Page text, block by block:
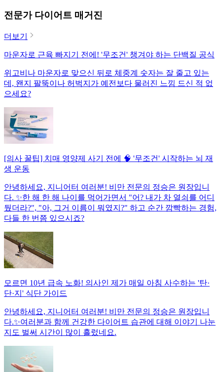
전문가 다이어트 매거진
더보기
마운자로 근육 빠지기 전에! '무조건' 챙겨야 하는 단백질 공식
위고비나 마운자로 맞으신 뒤로 체중계 숫자는 잘 줄고 있는
데, 왠지 팔뚝이나 허벅지가 예전보다 물러진 느낌 드신 적 없
으세요?
[의사 꿀팁] 치매 영양제 사기 전에 🧠 '무조건' 시작하는 뇌 재
생 운동
안녕하세요, 지니어터 여러분! 비만 전문의 정승은 원장입니
다. ✨한 해 한 해 나이를 먹어가면서 "어? 내가 차 열쇠를 어디
뒀더라?", "아, 그거 이름이 뭐였지?" 하고 순간 깜빡하는 경험,
다들 한 번쯤 있으시죠?
모르면 10년 급속 노화! 의사인 제가 매일 아침 사수하는 '탄·
단·지' 식단 가이드
안녕하세요, 지니어터 여러분! 비만 전문의 정승은 원장입니
다.✨여러분과 함께 건강한 다이어트 습관에 대해 이야기 나눈
지도 벌써 시간이 많이 흘렀네요.